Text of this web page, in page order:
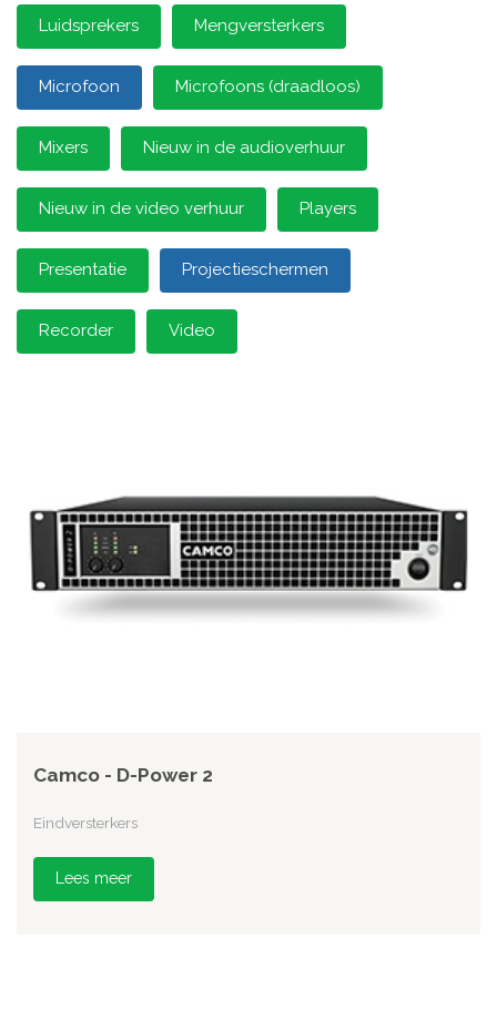
Luidsprekers Mengversterkers
Microfoon Microfoons (draadloos)
Mixers Nieuw in de audioverhuur
Nieuw in de video verhuur Players
Presentatie Projectieschermen
Recorder Video
Camco - D-Power 2
Eindversterkers
Lees meer